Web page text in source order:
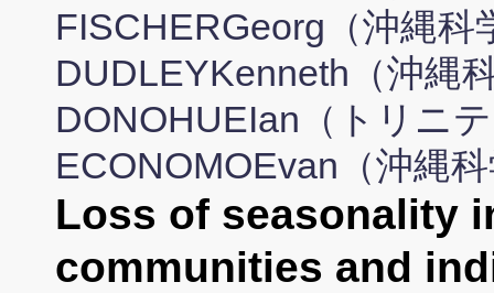
FISCHERGeorg（沖縄科
DUDLEYKenneth（沖縄
DONOHUEIan（トリニ
ECONOMOEvan（沖縄
Loss of seasonality
communities and